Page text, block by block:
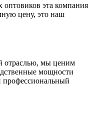
эта компания
цену, это наш
отраслью, мы ценим
мощности
профессиональный